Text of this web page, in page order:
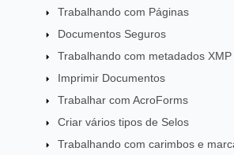
Trabalhando com Páginas
Documentos Seguros
Trabalhando com metadados XMP
Imprimir Documentos
Trabalhar com AcroForms
Criar vários tipos de Selos
Trabalhando com carimbos e